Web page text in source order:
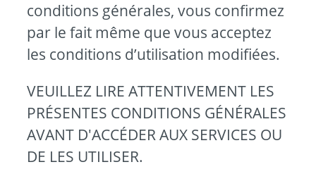
conditions générales, vous confirmez
par le fait même que vous acceptez
les conditions d’utilisation modifiées.
VEUILLEZ LIRE ATTENTIVEMENT LES
PRÉSENTES CONDITIONS GÉNÉRALES
AVANT D'ACCÉDER AUX SERVICES OU
DE LES UTILISER.